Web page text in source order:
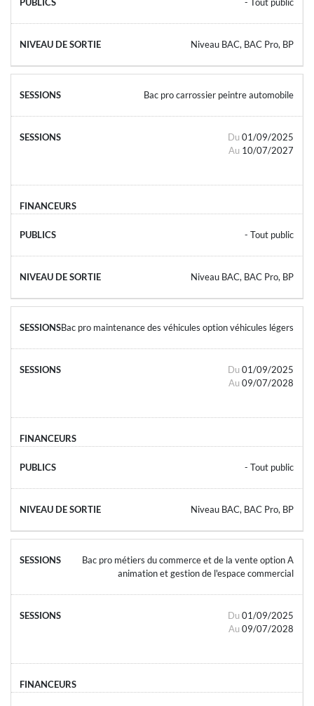
Niveau BAC, BAC Pro, BP
Bac pro carrossier peintre automobile
Du 01/09/2025
Au 10/07/2027
- Tout public
Niveau BAC, BAC Pro, BP
Bac pro maintenance des véhicules option véhicules légers
Du 01/09/2025
Au 09/07/2028
- Tout public
Niveau BAC, BAC Pro, BP
Bac pro métiers du commerce et de la vente option A
animation et gestion de l'espace commercial
Du 01/09/2025
Au 09/07/2028